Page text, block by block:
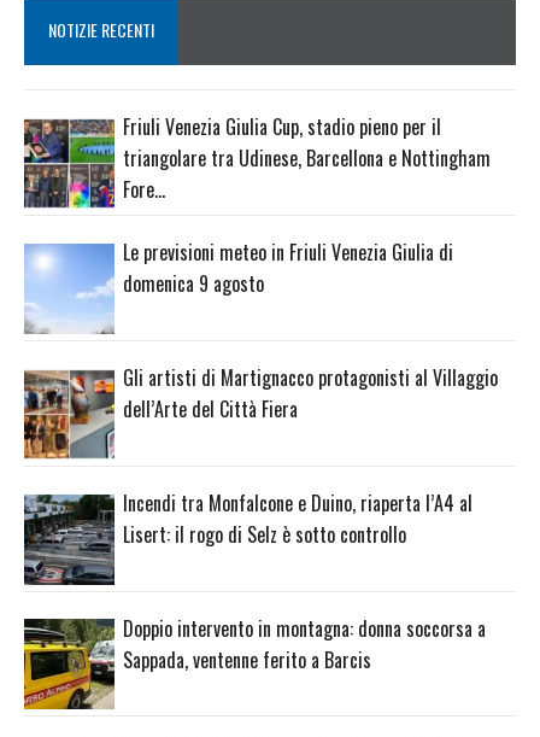
NOTIZIE RECENTI
Friuli Venezia Giulia Cup, stadio pieno per il
triangolare tra Udinese, Barcellona e Nottingham
Fore…
Le previsioni meteo in Friuli Venezia Giulia di
domenica 9 agosto
Gli artisti di Martignacco protagonisti al Villaggio
dell’Arte del Città Fiera
Incendi tra Monfalcone e Duino, riaperta l’A4 al
Lisert: il rogo di Selz è sotto controllo
Doppio intervento in montagna: donna soccorsa a
Sappada, ventenne ferito a Barcis